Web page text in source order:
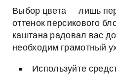
Выбор цвета — лишь
оттенок персикового
каштана радовал вас
необходим грамотный
Используйте